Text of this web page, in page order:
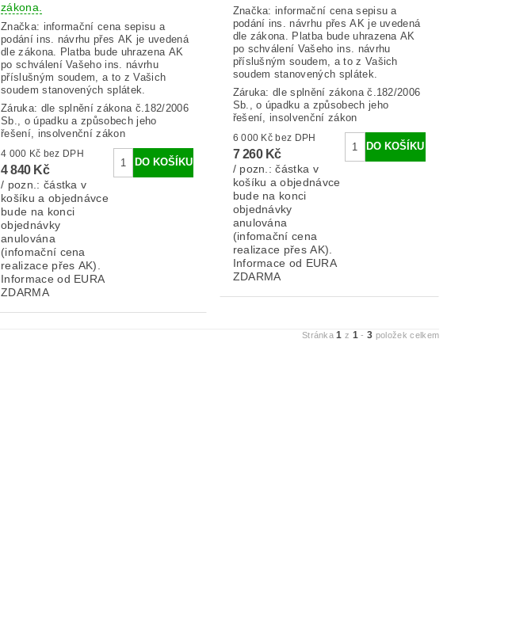
zákona.
Značka: informační cena sepisu a
podání ins. návrhu přes AK je uvedená
dle zákona. Platba bude uhrazena AK
po schválení Vašeho ins. návrhu
příslušným soudem, a to z Vašich
soudem stanovených splátek.
Záruka: dle splnění zákona č.182/2006
Sb., o úpadku a způsobech jeho
řešení, insolvenční zákon
4 000 Kč bez DPH
4 840 Kč
/ pozn.: částka v
košíku a objednávce
bude na konci
objednávky
anulována
(infomační cena
realizace přes AK).
Informace od EURA
ZDARMA
Značka:informační cena sepisu a
podání ins. návrhu přes AK je uvedená
dle zákona. Platba bude uhrazena AK
po schválení Vašeho ins. návrhu
příslušným soudem, a to z Vašich
soudem stanovených splátek.
Záruka: dle splnění zákona č.182/2006
Sb., o úpadku a způsobech jeho
řešení, insolvenční zákon
6 000 Kč bez DPH
7 260 Kč
/ pozn.: částka v
košíku a objednávce
bude na konci
objednávky
anulována
(infomační cena
realizace přes AK).
Informace od EURA
ZDARMA
Stránka1 z 1 -3 položek celkem